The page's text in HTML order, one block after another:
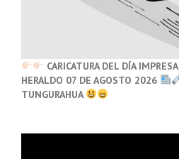
CARICATURA DEL DÍA
HERALDO 07 DE AGOSTO 2026
TUNGURAHUA